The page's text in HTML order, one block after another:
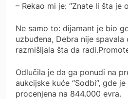
– Rekao mi je: “Znate li šta je
Ne samo to: dijamant je bio
uzbuđena, Debra nije spavala
razmišljala šta da
Odlučila je da ga ponudi na
aukcijske kuće “Sodbi”, gde
procenjena na 844.000 evra.